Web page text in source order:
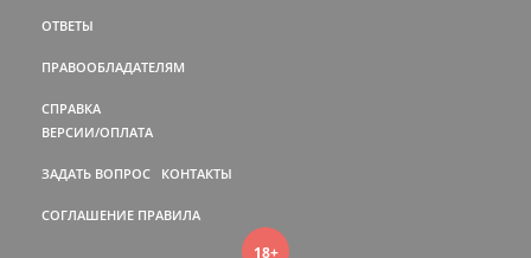
ОТВЕТЫ
ПРАВООБЛАДАТЕЛЯМ
СПРАВКА
ВЕРСИИ/ОПЛАТА
ЗАДАТЬ ВОПРОС КОНТАКТЫ
СОГЛАШЕНИЕ ПРАВИЛА
18+